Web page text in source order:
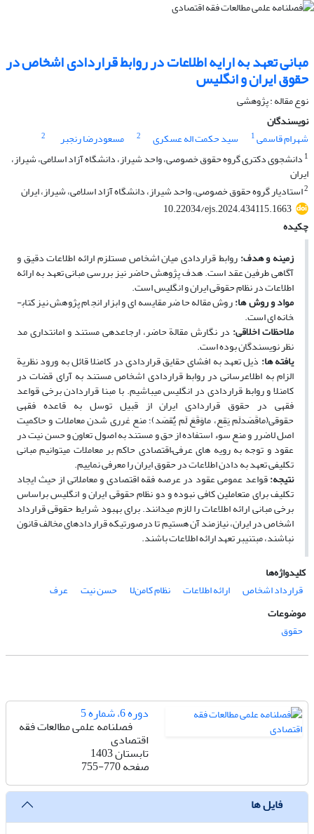
مبانی تعهد به ارایه اطلاعات در روابط قراردادی اشخاص در
حقوق ایران و انگلیس
نوع مقاله : پژوهشی
نویسندگان
شهرام قاسمی1 سید حکمت اله عسکری 2 مسعودرضا رنجبر
2
1 دانشجوی دکتری گروه حقوق خصوصی، واحد شیراز، دانشگاه آزاد اسلامی، شیراز،
ایران
2استادیار گروه حقوق خصوصی، واحد شیراز، دانشگاه آزاد اسلامی، شیراز، ایران
10.22034/ejs.2024.434115.1663
چکیده
زمینه و هدف:روابط قراردادی میان اشخاص مستلزم ارائه اطلاعات دقیق و
آگاهی طرفین عقد است. هدف پژوهش حاضر نیز بررسی مبانی تعهد به ارائه
اطلاعات در نظام حقوقی ایران و انگلیس است.
مواد و روش ­ها:روش مقاله حاضر مقایسه ­ای و ابزار انجام پژوهش نیز کتاب­
خانه­ ای است.
ملاحظات اخلاقی: در نگارش مقالة حاضر، ارجاع­دهی مستند و امانت­داری مد
نظر نویسندگان بوده است.
یافته­ ها: ذیل تعهد به افشای حقایق قراردادی در کامن­لا قائل به ورود نظریة
الزام به اطلاع­رسانی در روابط قراردادی اشخاص مستند به آرای قضات در
کامن­لا و روابط قراردادی در انگلیس می­باشیم. با مبنا قراردادن برخی قواعد
فقهی در حقوق قراردادی ایران از قبیل توسل به قاعده فقهی
حقوقی(ماقَصَدلَم یَقِع، ماوَقَعَ لَم یٌقصَد)؛ منع غرری شدن معاملات و حاکمیت
اصل لاضرر و منع سوء استفاده از حق و مستند به اصول تعاون و حسن ­نیت در
عقود و توجه به رویه­ های عرفی–اقتصادی حاکم بر معاملات می­توانیم مبانی
تکلیفی تعهد به دادن اطلاعات در حقوق ایران را معرفی نماییم.
نتیجه­:قواعد عمومی عقود در عرصه فقه اقتصادی و معاملاتی از حیث ایجاد
تکلیف برای متعاملین کافی نبوده و دو نظام حقوقی ایران و انگلیس براساس
برخی مبانی ارائه اطلاعات را لازم می­دانند. برای بهبود شرایط حقوقی قرارداد
اشخاص در ایران، نیازمند آن هستیم تا درصورتی­که قراردادهای مخالف قانون
نباشند، مبتنی­بر تعهد ارائه اطلاعات باشند.
کلیدواژه‌ها
قرارداد اشخاص
ارائه اطلاعات نظام کامن‌لا حسن نیت
عرف
موضوعات
حقوق
دوره 6، شماره 5
فصلنامه علمی مطالعات فقه
اقتصادی
تابستان 1403
صفحه755-770
فایل ها